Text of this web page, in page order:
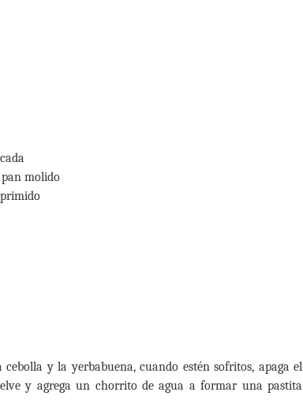
pan molido
y la yerbabuena, cuando estén sofritos, apaga el
y agrega un chorrito de agua a formar una pastita